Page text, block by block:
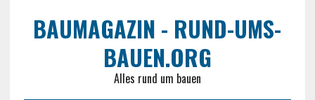
BAUMAGAZIN - RUND-UMS-
BAUEN.ORG
Alles rund um bauen